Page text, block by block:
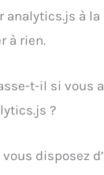
analytics.js à la
à rien.
t-il si vous
?
disposez